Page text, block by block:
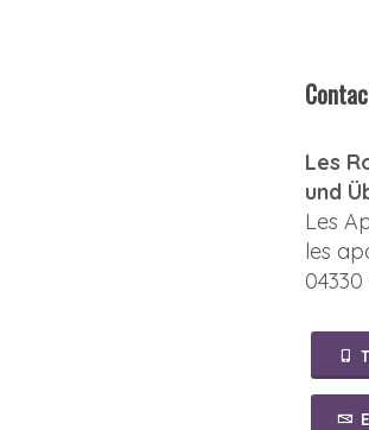
Les
und
Les
les